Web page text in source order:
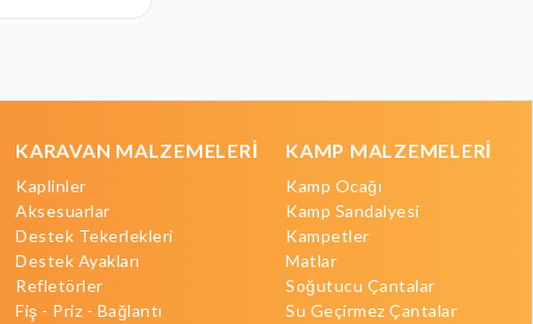
KARAVAN MALZEMELERİ
Kaplinler
Aksesuarlar
Destek Tekerlekleri
Destek Ayakları
Refletörler
Fiş - Priz - Bağlantı
KAMP MALZEMELERİ
Kamp Ocağı
Kamp Sandalyesi
Kampetler
Matlar
Soğutucu Çantalar
Su Geçirmez Çantalar